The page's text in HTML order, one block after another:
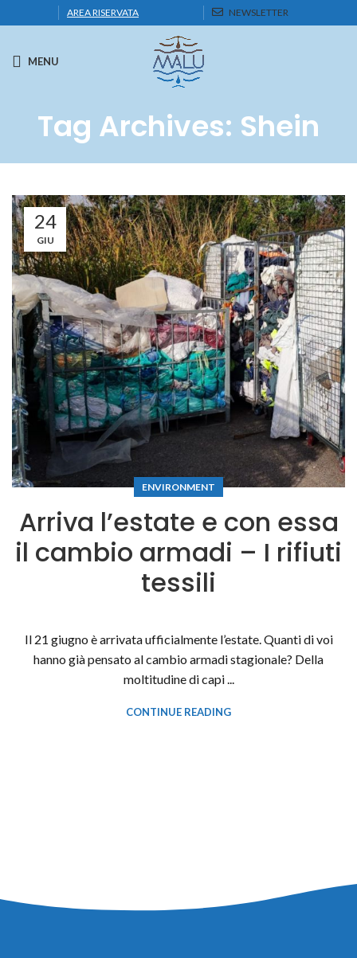
AREA RISERVATA NEWSLETTER
MENU
Tag Archives: Shein
24
GIU
ENVIRONMENT
Arriva l’estate e con essa
il cambio armadi – I rifiuti
tessili
Il 21 giugno è arrivata ufficialmente l’estate. Quanti di voi
hanno già pensato al cambio armadi stagionale? Della
moltitudine di capi ...
CONTINUE READING